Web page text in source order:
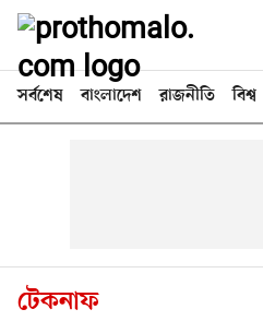
সর্বশেষ বাংলাদেশ রাজনীতি বিশ্ব
টেকনাফ